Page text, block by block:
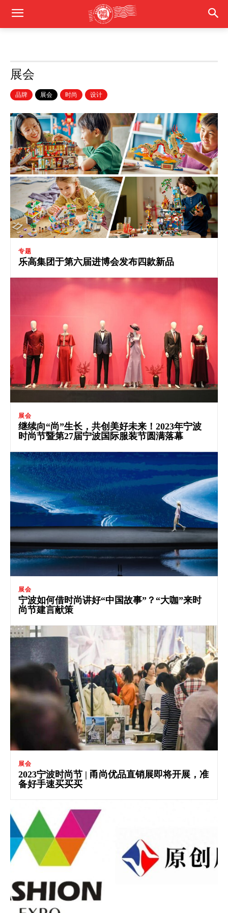
展会
品牌 展会 时尚 设计
专题
乐高集团于第六届进博会发布四款新品
展会
继续向“尚”生长，共创美好未来！2023年宁波
时尚节暨第27届宁波国际服装节圆满落幕
展会
宁波如何借时尚讲好“中国故事”？“大咖”来时
尚节建言献策
展会
2023宁波时尚节 | 甬尚优品直销展即将开展，准
备好手速买买买